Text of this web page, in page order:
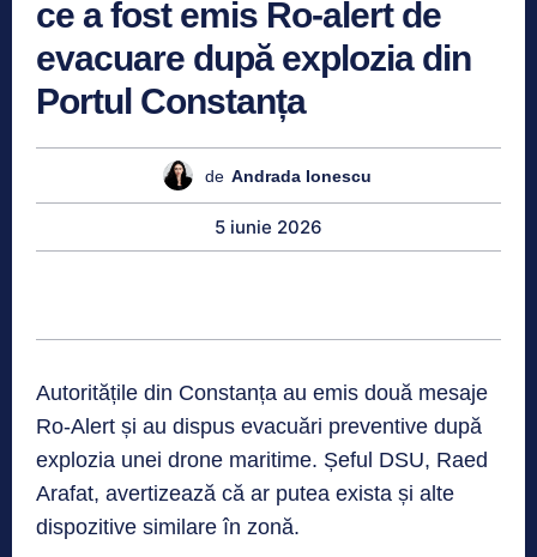
ce a fost emis Ro-alert de
evacuare după explozia din
Portul Constanța
de Andrada Ionescu
5 iunie 2026
Autoritățile din Constanța au emis două mesaje
Ro-Alert și au dispus evacuări preventive după
explozia unei drone maritime. Șeful DSU, Raed
Arafat, avertizează că ar putea exista și alte
dispozitive similare în zonă.